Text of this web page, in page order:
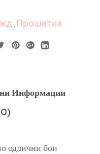
,Прошетка
Информации
одлични бои